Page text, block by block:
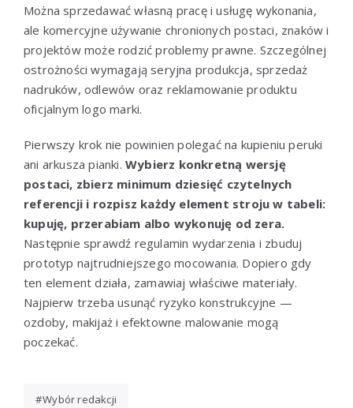
Można sprzedawać własną pracę i usługę wykonania,
ale komercyjne używanie chronionych postaci, znaków i
projektów może rodzić problemy prawne. Szczególnej
ostrożności wymagają seryjna produkcja, sprzedaż
nadruków, odlewów oraz reklamowanie produktu
oficjalnym logo marki.
Pierwszy krok nie powinien polegać na kupieniu peruki
ani arkusza pianki. Wybierz konkretną wersję
postaci, zbierz minimum dziesięć czytelnych
referencji i rozpisz każdy element stroju w tabeli:
kupuję, przerabiam albo wykonuję od zera.
Następnie sprawdź regulamin wydarzenia i zbuduj
prototyp najtrudniejszego mocowania. Dopiero gdy
ten element działa, zamawiaj właściwe materiały.
Najpierw trzeba usunąć ryzyko konstrukcyjne —
ozdoby, makijaż i efektowne malowanie mogą
poczekać.
Wybór redakcji